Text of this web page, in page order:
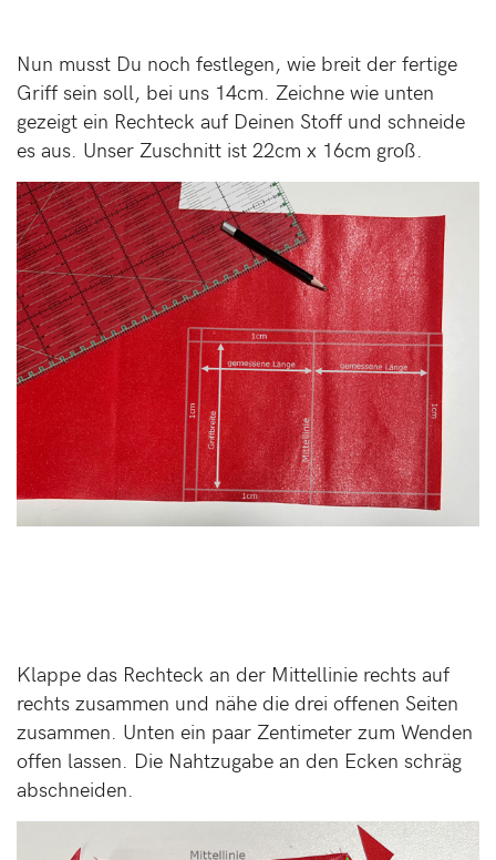
Nun musst Du noch festlegen, wie breit der fertige
Griff sein soll, bei uns 14cm. Zeichne wie unten
gezeigt ein Rechteck auf Deinen Stoff und schneide
es aus. Unser Zuschnitt ist 22cm x 16cm groß.
Klappe das Rechteck an der Mittellinie rechts auf
rechts zusammen und nähe die drei offenen Seiten
zusammen. Unten ein paar Zentimeter zum Wenden
offen lassen. Die Nahtzugabe an den Ecken schräg
abschneiden.